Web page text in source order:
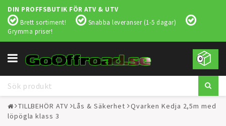
DIN PROFFSBUTIK FÖR ATV & UTV
Brett sortiment!
Snabba leveranser (1-5 dagar)
Grymma priser!
0
Toggle
navigation
TILLBEHÖR ATV Lås & Säkerhet
Qvarken Kedja 2,5m med
löpögla klass 3